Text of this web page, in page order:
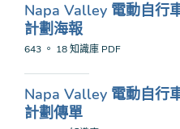
Napa Valley 電動自行
計劃海報
643 。 18 知識庫 PDF
Napa Valley 電動自行
計劃傳單